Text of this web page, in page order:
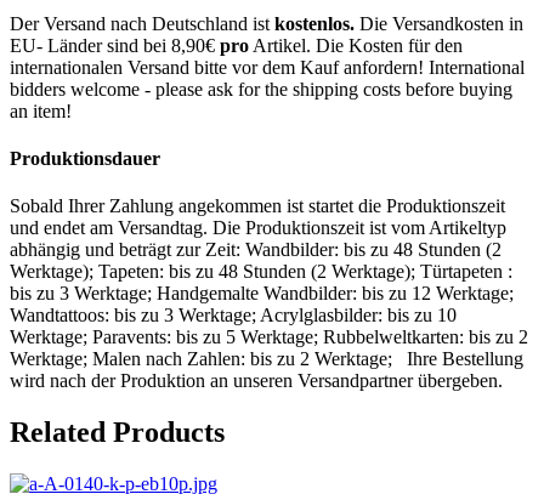
Der Versand nach Deutschland ist kostenlos. Die Versandkosten in
EU- Länder sind bei 8,90€ pro Artikel. Die Kosten für den
internationalen Versand bitte vor dem Kauf anfordern! International
bidders welcome - please ask for the shipping costs before buying
an item!
Produktionsdauer
Sobald Ihrer Zahlung angekommen ist startet die Produktionszeit
und endet am Versandtag. Die Produktionszeit ist vom Artikeltyp
abhängig und beträgt zur Zeit: Wandbilder: bis zu 48 Stunden (2
Werktage); Tapeten: bis zu 48 Stunden (2 Werktage); Türtapeten :
bis zu 3 Werktage; Handgemalte Wandbilder: bis zu 12 Werktage;
Wandtattoos: bis zu 3 Werktage; Acrylglasbilder: bis zu 10
Werktage; Paravents: bis zu 5 Werktage; Rubbelweltkarten: bis zu 2
Werktage; Malen nach Zahlen: bis zu 2 Werktage; Ihre Bestellung
wird nach der Produktion an unseren Versandpartner übergeben.
Related Products